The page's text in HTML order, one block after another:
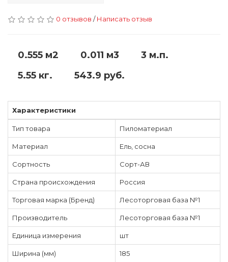
0 отзывов /Написать отзыв
0.555 м2 0.011 м3
3 м.п.
5.55 кг.
543.9 руб.
Характеристики
Тип товара Пиломатериал
Материал Ель, сосна
Сортность Сорт-АВ
Страна происхождения Россия
Торговая марка (Бренд) Лесоторговая база №1
Производитель Лесоторговая база №1
Единица измерения шт
Ширина (мм) 185